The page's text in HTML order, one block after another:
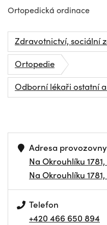
Ortopedická ordinace
Zdravotnictví, sociální
Ortopedie
Odborní lékaři ostatní
Adresa provozovny
Na Okrouhlíku
Na Okrouhlíku
Telefon
+420 466 650 894